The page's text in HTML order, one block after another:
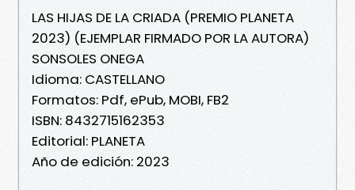
LAS HIJAS DE LA CRIADA (PREMIO PLANETA
2023) (EJEMPLAR FIRMADO POR LA AUTORA)
SONSOLES ONEGA
Idioma: CASTELLANO
Formatos: Pdf, ePub, MOBI, FB2
ISBN: 8432715162353
Editorial: PLANETA
Año de edición: 2023